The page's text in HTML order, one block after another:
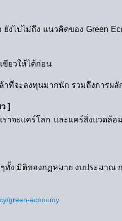
ไปไม่ถึง แนวคิดของ Green
ขียวให้ได้ก่อน
ลงทุนมากนัก รวมถึงการผลั
]
ยเราจะแคร์โลก และแคร์สิ่
มิติของกฏหมาย งบประมา
green-economy